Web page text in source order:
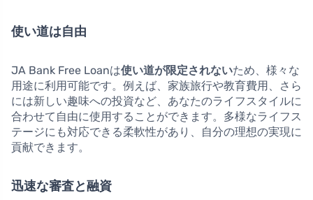
使い道は自由
JA Bank Free Loanは使い道が限定されないため、様々な
用途に利用可能です。例えば、家族旅行や教育費用、さら
には新しい趣味への投資など、あなたのライフスタイルに
合わせて自由に使用することができます。多様なライフス
テージにも対応できる柔軟性があり、自分の理想の実現に
貢献できます。
迅速な審査と融資